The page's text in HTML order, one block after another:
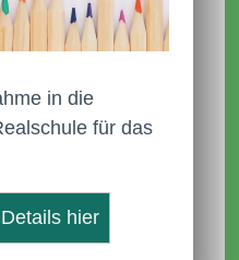
in die
für das
hier